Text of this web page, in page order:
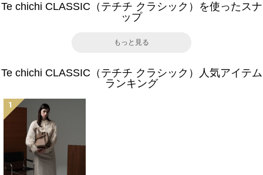
Te chichi CLASSIC（テチチ クラシック）を使ったスナ
ップ
もっと見る
Te chichi CLASSIC（テチチ クラシック）人気アイテム
ランキング
1